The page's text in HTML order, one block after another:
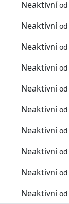
Neaktivní
Neaktivní
Neaktivní
Neaktivní
Neaktivní
Neaktivní
Neaktivní
Neaktivní
Neaktivní
Neaktivní